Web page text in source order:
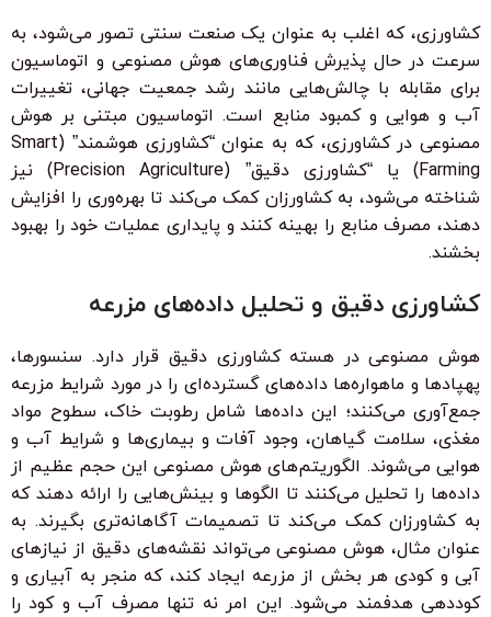
کشاورزی، که اغلب به عنوان یک صنعت سنتی تصور می‌شود، به
سرعت در حال پذیرش فناوری‌های هوش مصنوعی و اتوماسیون
برای مقابله با چالش‌هایی مانند رشد جمعیت جهانی، تغییرات
آب و هوایی و کمبود منابع است. اتوماسیون مبتنی بر هوش
مصنوعی در کشاورزی، که به عنوان “کشاورزی هوشمند” (Smart
Farming) یا “کشاورزی دقیق” (Precision Agriculture) نیز
شناخته می‌شود، به کشاورزان کمک می‌کند تا بهره‌وری را افزایش
دهند، مصرف منابع را بهینه کنند و پایداری عملیات خود را بهبود
بخشند.
کشاورزی دقیق و تحلیل داده‌های مزرعه
هوش مصنوعی در هسته کشاورزی دقیق قرار دارد. سنسورها،
پهپادها و ماهواره‌ها داده‌های گسترده‌ای را در مورد شرایط مزرعه
جمع‌آوری می‌کنند؛ این داده‌ها شامل رطوبت خاک، سطوح مواد
مغذی، سلامت گیاهان، وجود آفات و بیماری‌ها و شرایط آب و
هوایی می‌شوند. الگوریتم‌های هوش مصنوعی این حجم عظیم از
داده‌ها را تحلیل می‌کنند تا الگوها و بینش‌هایی را ارائه دهند که
به کشاورزان کمک می‌کند تا تصمیمات آگاهانه‌تری بگیرند. به
عنوان مثال، هوش مصنوعی می‌تواند نقشه‌های دقیق از نیازهای
آبی و کودی هر بخش از مزرعه ایجاد کند، که منجر به آبیاری و
کوددهی هدفمند می‌شود. این امر نه تنها مصرف آب و کود را